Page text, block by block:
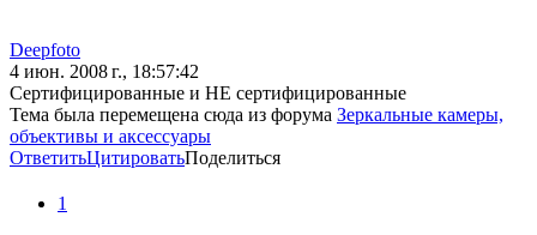
Deepfoto
4 июн. 2008 г., 18:57:42
Сертифицированные и НЕ сертифицированные
Тема была перемещена сюда из форума Зеркальные камеры,
объективы и аксессуары
ОтветитьЦитироватьПоделиться
1